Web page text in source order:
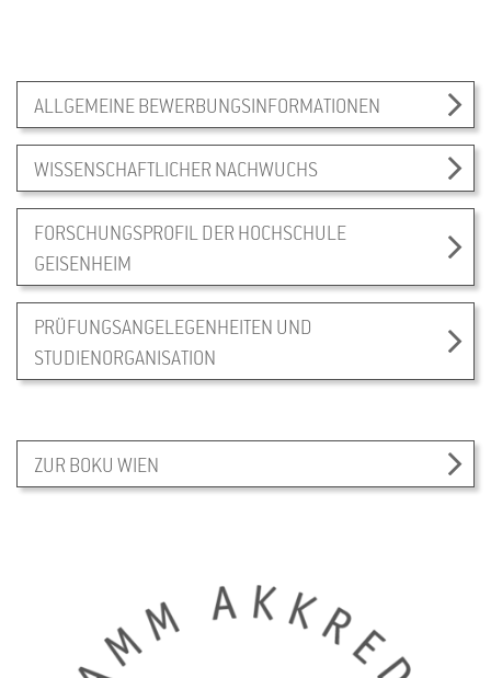
ALLGEMEINE BEWERBUNGSINFORMATIONEN
WISSENSCHAFTLICHER NACHWUCHS
FORSCHUNGSPROFIL DER HOCHSCHULE
GEISENHEIM
PRÜFUNGSANGELEGENHEITEN UND
STUDIENORGANISATION
ZUR BOKU WIEN